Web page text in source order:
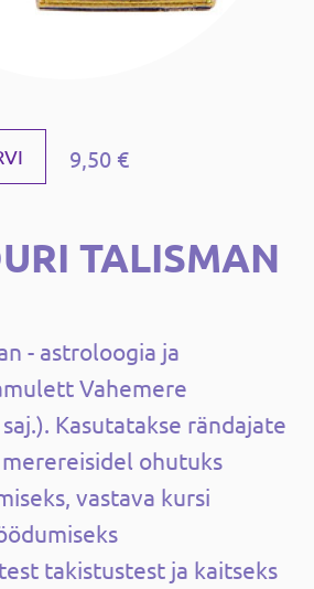
9,50 €
TALISMAN
- astroloogia ja
Vahemere
Kasutatakse rändajate
ohutuks
vastava kursi
takistustest ja kaitseks